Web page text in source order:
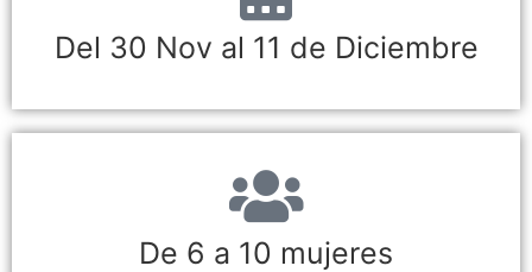
Del 30 Nov al 11 de Diciembre
De 6 a 10 mujeres